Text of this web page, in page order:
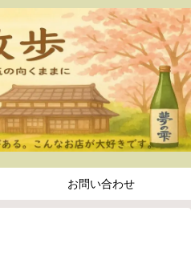
お問い合わせ